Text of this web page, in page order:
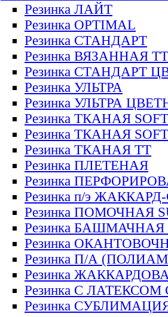
Резинка ЛАЙТ
Резинка OPTIMAL
Резинка СТАНДАРТ
Резинка ВЯЗАННАЯ ТТ
Резинка СТАНДАРТ
Резинка УЛЬТРА
Резинка УЛЬТРА
Резинка ТКАНАЯ SOFT
Резинка ТКАНАЯ
Резинка ТКАНАЯ ТТ
Резинка ПЛЕТЕНАЯ
Резинка
Резинка п/э
Резинка ПОМОЧНАЯ
Резинка БАШМАЧНАЯ
Резинка
Резинка П/А
Резинка
Резинка С ЛАТЕКСОМ
Резинка